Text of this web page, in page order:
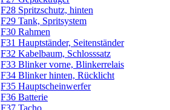
F28 Spritzschutz, hinten
F29 Tank, Spritsystem
F30 Rahmen
F31 Hauptständer, Seitenständer
F32 Kabelbaum, Schlosssatz
F33 Blinker vorne, Blinkerrelais
F34 Blinker hinten, Rücklicht
F35 Hauptscheinwerfer
F36 Batterie
F37 Tacho